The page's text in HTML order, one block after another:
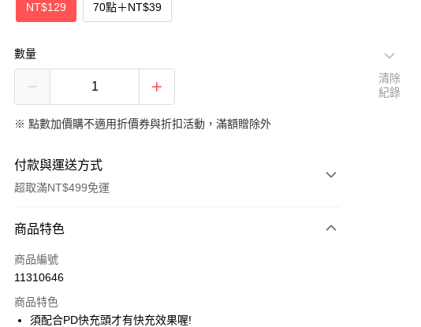
NT$129 70點＋NT$39
數量
※點數加價購不適用折價券與折扣活動，滿額贈除外
付款與運送方式
超取滿NT$499免運
付款方式
信用卡一次付款
LINE Pay
商品特色
商品編號
11310646
商品特色
須配合PD快充頭才有快充效果喔!
清除
紀錄